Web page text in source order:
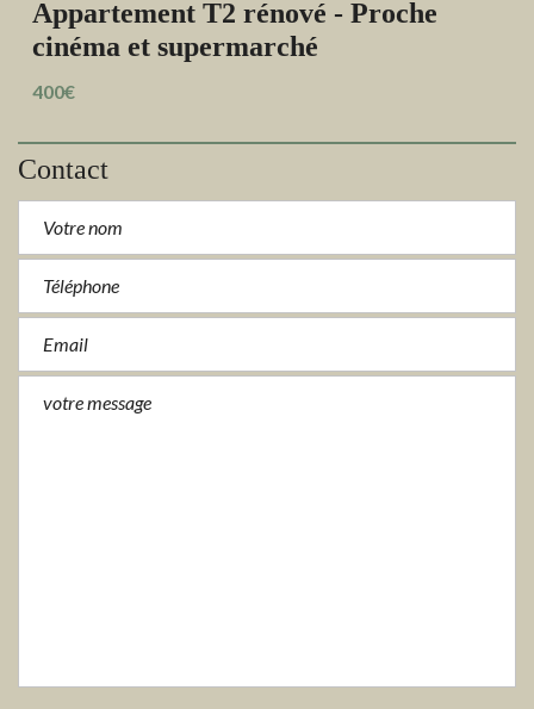
Appartement T2 rénové - Proche
cinéma et supermarché
400€
Contact